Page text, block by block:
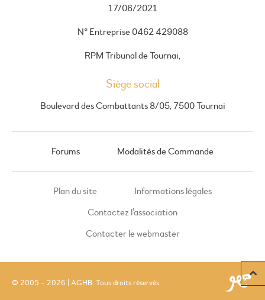
17/06/2021
N° Entreprise 0462 429088
RPM Tribunal de Tournai,
Siège social
Boulevard des Combattants 8/05, 7500 Tournai
Forums Modalités de Commande
Plan du site
Informations légales
Contactez l’association
Contacter le webmaster
© 2005 – 2026 | AGHB. Tous droits réservés.